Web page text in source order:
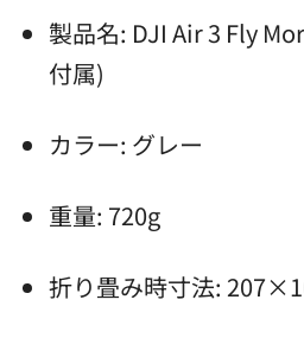
製品名: DJI Air 3 Fly
付属)
カラー: グレー
重量: 720g
折り畳み時寸法: